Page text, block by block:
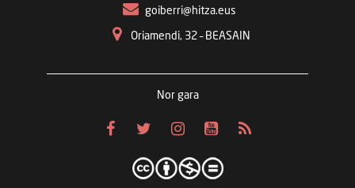
goiberri@hitza.eus
Oriamendi, 32 – BEASAIN
Nor gara